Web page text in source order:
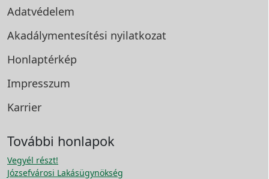
Adatvédelem
Akadálymentesítési nyilatkozat
Honlaptérkép
Impresszum
Karrier
További honlapok
Vegyél részt!
Józsefvárosi Lakásügynökség